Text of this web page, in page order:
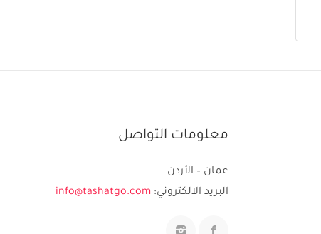
معلومات التواصل
عمان – الأردن
البريد الالكتروني: info@tashatgo.com